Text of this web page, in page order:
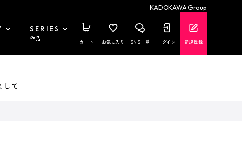
KADOKAWA Group
SERIES
作品 カート お気に入り SNS一覧 ログイン 新規登録
て